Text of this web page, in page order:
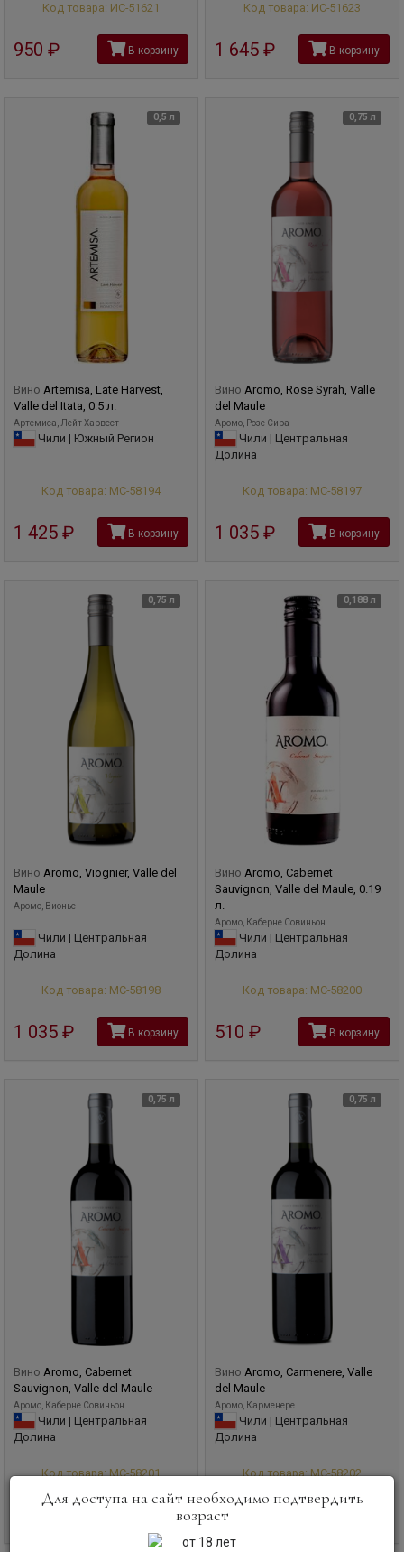
Код товара: ИС-51621
950 В корзину
Код товара: ИС-51623
1 645 руб В корзину
0,5 л
Вино Artemisa, Late Harvest,
Valle del Itata, 0.5 л.
Артемиса, Лейт Харвест
Чили | Южный Регион
Код товара: МС-58194
1 425 руб В корзину
0,75 л
Вино Aromo, Rose Syrah, Valle
del Maule
Аромо, Розе Сира
Чили | Центральная
Долина
Код товара: МС-58197
1 035 руб В корзину
0,75 л
Вино Aromo, Viognier, Valle del
Maule
Аромо, Вионье
Чили | Центральная
Долина
Код товара: МС-58198
1 035 руб В корзину
0,188 л
Вино Aromo, Cabernet
Sauvignon, Valle del Maule, 0.19
л.
Аромо, Каберне Совиньон
Чили | Центральная
Долина
Код товара: МС-58200
510 В корзину
0,75 л
Вино Aromo, Cabernet
Sauvignon, Valle del Maule
Аромо, Каберне Совиньон
Чили | Центральная
Долина
Код товара: МС-58201
руб В корзину
0,75 л
Вино Aromo, Carmenere, Valle
del Maule
Аромо, Карменере
Чили | Центральная
Долина
Код товара: МС-58202
1 035
Для доступа на сайт необходимо подтвердить
возраст